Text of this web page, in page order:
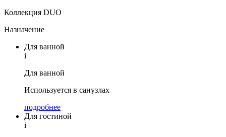
Коллекция DUO
Назначение
Для ванной
i
Для ванной
Используется в санузлах
подробнее
Для гостиной
i